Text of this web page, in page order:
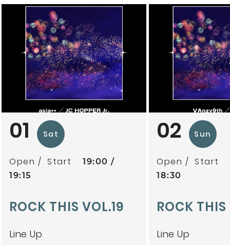
01 Sat
Open Start
19:00
19:15
ROCK THIS VOL.19
Line Up
02 Sun
Open Start
18:30
ROCK
Line Up